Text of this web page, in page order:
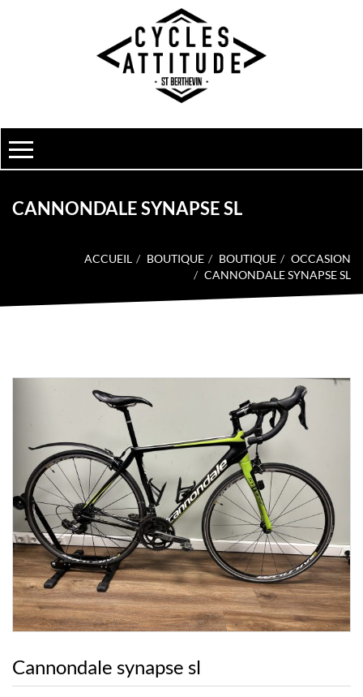
CANNONDALE SYNAPSE SL
ACCUEIL BOUTIQUE BOUTIQUE
OCCASION
CANNONDALE SYNAPSE SL
Cannondale synapse sl